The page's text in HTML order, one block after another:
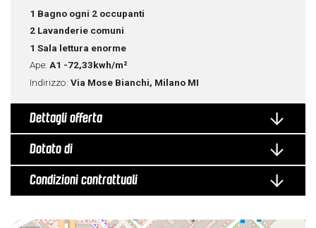
1 Bagno ogni 2 occupanti
2 Lavanderie comuni
1 Sala lettura enorme
Ape:A1 -72,33kwh/m²
Indirizzo:Via Mose Bianchi, Milano MI
Dettagli offerta
Dotato di
Condizioni contrattuali